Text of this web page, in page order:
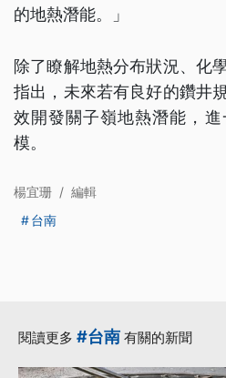
的地熱潛能。」
除了瞭解地熱分布狀況、化
指出，未來若有良好的鑽井
效開發關子嶺地熱潛能，
模。
楊宜珊 / 編輯
台南
閱讀更多 #台南 有關的新聞